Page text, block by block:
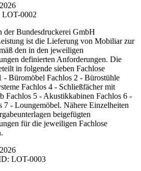
0002
der Bundesdruckerei GmbH
ist die Lieferung von Mobiliar zur
den in den jeweiligen
definierten Anforderungen. Die
in folgende sieben Fachlose
- Büromöbel Fachlos 2 - Bürostühle
Fachlos 4 - Schließfächer mit
Fachlos 5 - Akustikkabinen Fachlos 6 -
7 - Loungemöbel. Nähere Einzelheiten
beigefügten
für die jeweiligen Fachlose
LOT-0003